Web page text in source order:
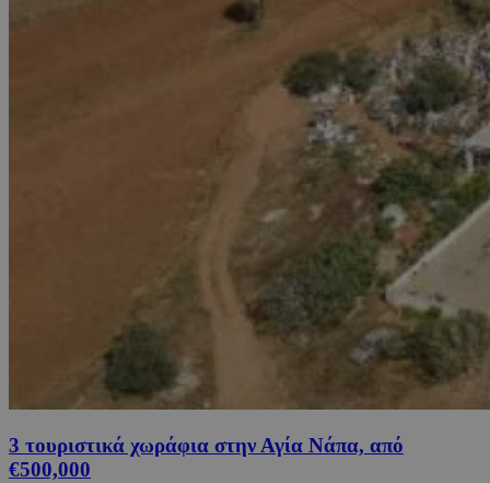
3 τουριστικά χωράφια στην Αγία Νάπα, από
€500,000